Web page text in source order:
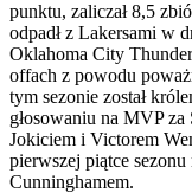
punktu, zaliczał 8,5
odpadł z Lakersami w
Oklahoma City
offach z powodu
tym sezonie został
głosowaniu na MVP
Jokiciem i Victorem
pierwszej piątce
Cunninghamem.